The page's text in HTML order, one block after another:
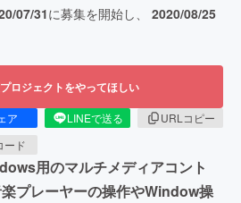
07/31に募集を開始し、 2020/08/25
ロジェクトをやってほしい
ア LINEで送る
URLコピー
ード
用のマルチメディアコント
プレーヤーの操作やWindow操